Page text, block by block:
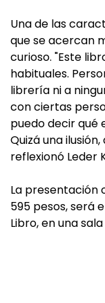
Una de las
que se acercan
curioso. "Este
habituales.
librería ni a
con ciertas
puedo decir qué
Quizá una
reflexionó Leder
La presentación
595 pesos, será
Libro, en una